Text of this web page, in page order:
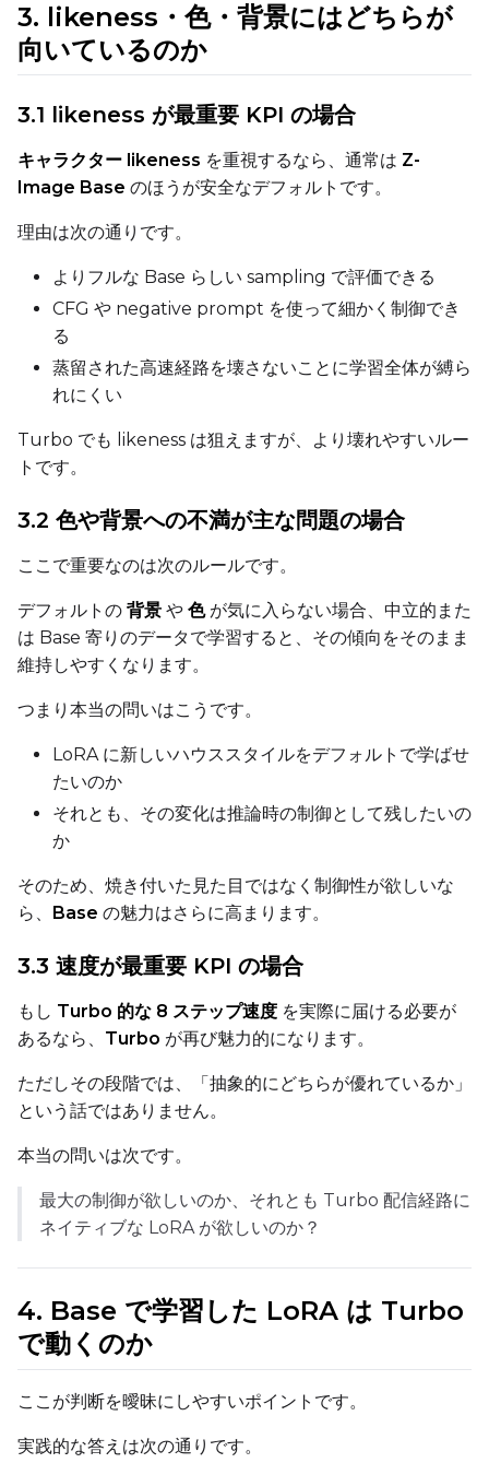
Toggle512
512
Toggle768
768
SAMPLE
Sample Every
Sampler
Guidance Scale
Sample Steps
Toggle
Advanced Sampling
Toggle Skip First Sample
Skip First Sample
Sample Prompts (10)
Prompt
Width
Height
3. likeness・色・背景にはどちらが
向いているのか
3.1 likeness が最重要 KPI の場合
キャラクター likeness を重視するなら、通常は Z-
Image Base のほうが安全なデフォルトです。
理由は次の通りです。
よりフルな Base らしい sampling で評価できる
CFG や negative prompt を使って細かく制御でき
る
蒸留された高速経路を壊さないことに学習全体が縛ら
れにくい
Turbo でも likeness は狙えますが、より壊れやすいルー
トです。
3.2 色や背景への不満が主な問題の場合
ここで重要なのは次のルールです。
デフォルトの 背景 や 色が気に入らない場合、中立的また
は Base 寄りのデータで学習すると、その傾向をそのまま
維持しやすくなります。
つまり本当の問いはこうです。
LoRA に新しいハウススタイルをデフォルトで学ばせ
たいのか
それとも、その変化は推論時の制御として残したいの
か
そのため、焼き付いた見た目ではなく制御性が欲しいな
ら、
Base の魅力はさらに高まります。
3.3 速度が最重要 KPI の場合
もし Turbo 的な 8 ステップ速度 を実際に届ける必要が
あるなら、 Turbo が再び魅力的になります。
ただしその段階では、「抽象的にどちらが優れているか」
という話ではありません。
本当の問いは次です。
最大の制御が欲しいのか、それとも Turbo 配信経路に
ネイティブな LoRA が欲しいのか？
4. Base で学習した LoRA は Turbo
で動くのか
ここが判断を曖昧にしやすいポイントです。
実践的な答えは次の通りです。